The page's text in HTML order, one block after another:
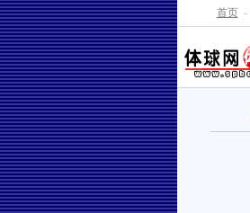
首页 -